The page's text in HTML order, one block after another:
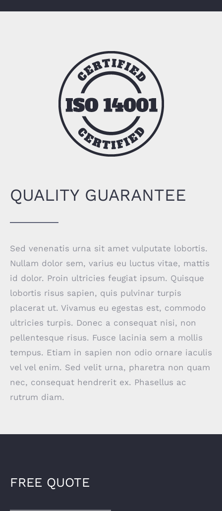
QUALITY GUARANTEE
Sed venenatis urna sit amet vulputate lobortis.
Nullam dolor sem, varius eu luctus vitae, mattis
id dolor. Proin ultricies feugiat ipsum. Quisque
lobortis risus sapien, quis pulvinar turpis
placerat ut. Vivamus eu egestas est, commodo
ultricies turpis. Donec a consequat nisi, non
pellentesque risus. Fusce lacinia sem a mollis
tempus. Etiam in sapien non odio ornare iaculis
vel vel enim. Sed velit urna, pharetra non quam
nec, consequat hendrerit ex. Phasellus ac
rutrum diam.
FREE QUOTE